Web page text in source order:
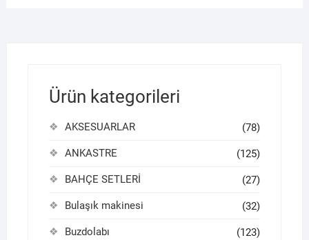
Ürün kategorileri
AKSESUARLAR (78)
ANKASTRE (125)
BAHÇE SETLERİ (27)
Bulaşık makinesi (32)
Buzdolabı (123)